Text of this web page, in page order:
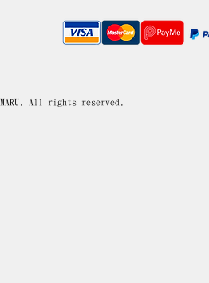
MARU. All rights reserved.